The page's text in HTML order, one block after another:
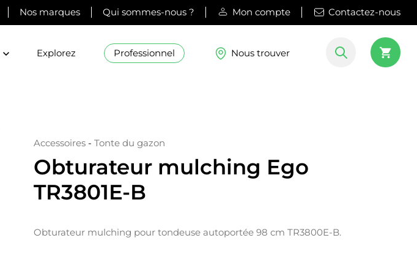
Nos marques Qui sommes-nous ? Mon compte Contactez-nous
Explorez Professionnel Nous trouver
Accessoires - Tonte du gazon
Obturateur mulching Ego
TR3801E-B
Obturateur mulching pour tondeuse autoportée 98 cm TR3800E-B.